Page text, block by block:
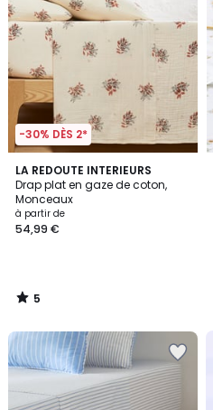
-30% DÈS 2*
LA REDOUTE INTERIEURS
Drap plat en gaze de coton,
Monceaux
à partir de
54,99 €
5
/
5
5
/